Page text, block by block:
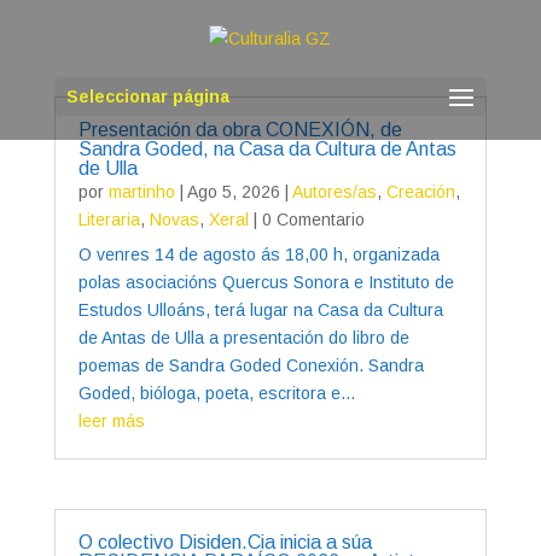
Seleccionar página
Presentación da obra CONEXIÓN, de
Sandra Goded, na Casa da Cultura de Antas
de Ulla
por martinho Ago 5, 2026 Autores/as, Creación,
Literaria, Novas, Xeral
| 0 Comentario
O venres 14 de agosto ás 18,00 h, organizada
polas asociacións Quercus Sonora e Instituto de
Estudos Ulloáns, terá lugar na Casa da Cultura
de Antas de Ulla a presentación do libro de
poemas de Sandra Goded Conexión. Sandra
Goded, bióloga, poeta, escritora e...
leer más
O colectivo Disiden.Cia inicia a súa